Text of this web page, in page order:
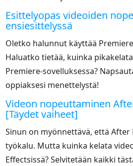
Esittelyopas videoiden
ensiesittelyssä
Oletko halunnut käyttää
Haluatko tietää, kuinka
Premiere-sovelluksessa?
oppiaksesi menettelystä!
Videon nopeuttaminen
[Täydet vaiheet]
Sinun on myönnettävä, että After
työkalu. Mutta kuinka kelata
Effectsissä? Selvitetään kaikki